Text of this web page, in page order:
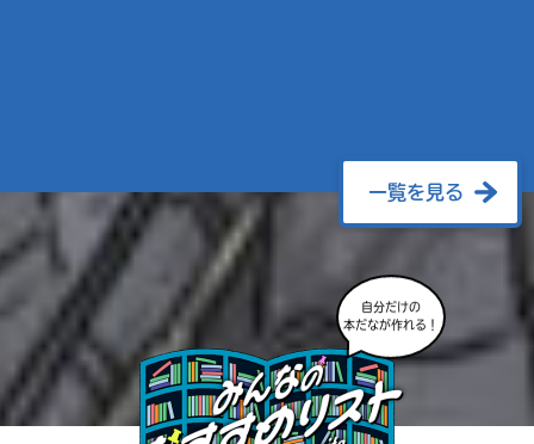
一覧を見る
自分だけの
本だなが作れる！